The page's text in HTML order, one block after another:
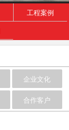
工程案例
企业文化
合作客户